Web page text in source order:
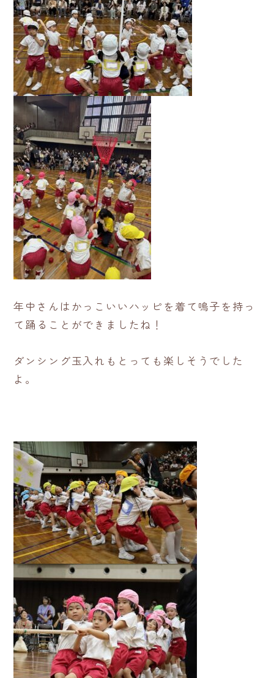
年中さんはかっこいいハッピを着て鳴子を持っ
て踊ることができましたね！
ダンシング玉入れもとっても楽しそうでした
よ。